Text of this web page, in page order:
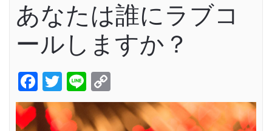
あなたは誰にラブコ
ールしますか？
Facebook
Twitter
Line
Link